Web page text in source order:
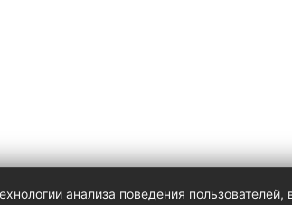
анализа поведения